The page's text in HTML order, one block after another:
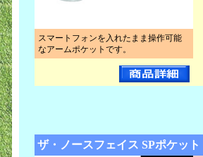
スマートフォンを入れたまま操作可能
なアームポケットです。
ザ・ノースフェイス SPポケッ